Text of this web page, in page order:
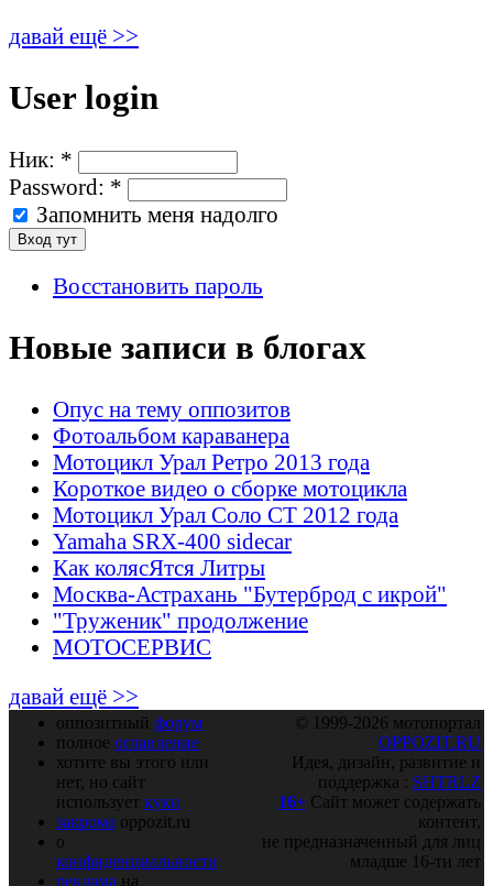
давай ещё >>
User login
Ник: *
Password: *
Запомнить меня надолго
Восстановить пароль
Новые записи в блогах
Опус на тему оппозитов
Фотоальбом караванера
Мотоцикл Урал Ретро 2013 года
Короткое видео о сборке мотоцикла
Мотоцикл Урал Соло СТ 2012 года
Yamaha SRX-400 sidecar
Как колясЯтся Литры
Москва-Астрахань "Бутерброд с икрой"
"Труженик" продолжение
МОТОСЕРВИС
давай ещё >>
оппозитный форум
полное оглавление
хотите вы этого или
нет, но сайт
использует куки
закрома oppozit.ru
о
конфиденциальности
реклама на
© 1999-2026 мотопортал
OPPOZIT.RU
Идея, дизайн, развитие и
поддержка : SHTRLZ
16+ Сайт может содержать
контент,
не предназначенный для лиц
младше 16-ти лет